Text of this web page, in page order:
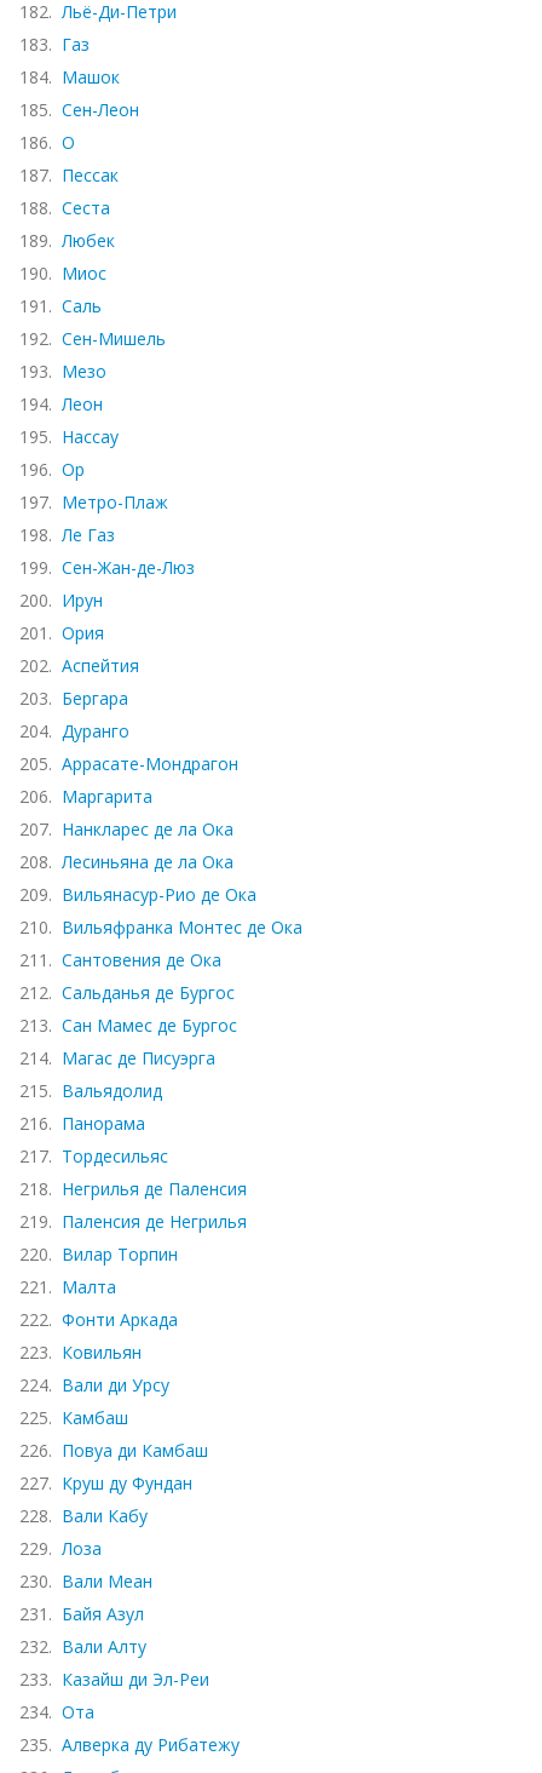
182. Льё-Ди-Петри
183. Газ
184. Машок
185. Сен-Леон
186. О
187. Пессак
188. Сеста
189. Любек
190. Миос
191. Саль
192. Сен-Мишель
193. Мезо
194. Леон
195. Нассау
196. Ор
197. Метро-Плаж
198. Ле Газ
199. Сен-Жан-де-Люз
200. Ирун
201. Ория
202. Аспейтия
203. Бергара
204. Дуранго
205. Аррасате-Мондрагон
206. Маргарита
207. Нанкларес де ла Ока
208. Лесиньяна де ла Ока
209. Вильянасур-Рио де Ока
210. Вильяфранка Монтес де Ока
211. Сантовения де Ока
212. Сальданья де Бургос
213. Сан Мамес де Бургос
214. Магас де Писуэрга
215. Вальядолид
216. Панорама
217. Тордесильяс
218. Негрилья де Паленсия
219. Паленсия де Негрилья
220. Вилар Торпин
221. Малта
222. Фонти Аркада
223. Ковильян
224. Вали ди Урсу
225. Камбаш
226. Повуа ди Камбаш
227. Круш ду Фундан
228. Вали Кабу
229. Лоза
230. Вали Меан
231. Байя Азул
232. Вали Алту
233. Казайш ди Эл-Реи
234. Ота
235. Алверка ду Рибатежу